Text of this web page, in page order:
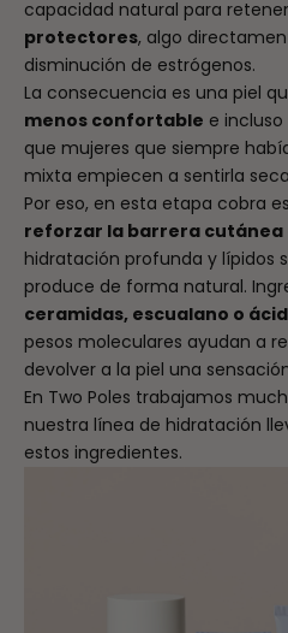
capacidad natural para retener
protectores, algo
disminución de estrógenos.
La consecuencia es una piel
menos confortable e incluso
que mujeres que siempre
mixta empiecen a sentirla
Por eso, en esta etapa cobra
reforzar la barrera cutánea
hidratación profunda y lípidos
produce de forma natural.
ceramidas, escualano o
pesos moleculares ayudan a
devolver a la piel una
En Two Poles trabajamos
nuestra línea de hidratación
estos ingredientes.